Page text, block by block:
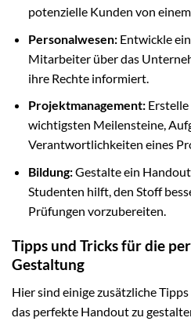
potenzielle Kunden von
Personalwesen:Entwickle
Mitarbeiter über das
ihre Rechte informiert.
Projektmanagement:Erstelle
wichtigsten Meilensteine,
Verantwortlichkeiten eines
Bildung:Gestalte ein
Studenten hilft, den Stoff
Prüfungen vorzubereiten.
Tipps und Tricks für die
Gestaltung
Hier sind einige zusätzliche
das perfekte Handout zu